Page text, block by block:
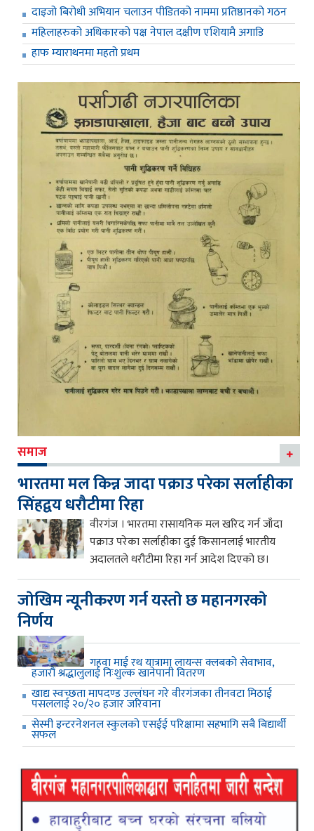
दाइजो बिरोधी अभियान चलाउन पीडितको नाममा प्रतिष्ठानको गठन
महिलाहरुको अधिकारको पक्ष नेपाल दक्षीण एशियामै अगाडि
हाफ म्याराथनमा महतो प्रथम
समाज
भारतमा मल किन्न जादा पक्राउ परेका सर्लाहीका
सिंहद्वय धरौटीमा रिहा
वीरगंज । भारतमा रासायनिक मल खरिद गर्न जाँदा
पक्राउ परेका सर्लाहीका दुई किसानलाई भारतीय
अदालतले धरौटीमा रिहा गर्न आदेश दिएको छ।
जाेखिम न्यूनीकरण गर्न यस्ताे छ महानगरकाे
निर्णय
गहवा माई रथ यात्रामा लायन्स क्लबको सेवाभाव,
हजारौं श्रद्धालुलाई निःशुल्क खानेपानी वितरण
खाद्य स्वच्छता मापदण्ड उल्लंघन गरे वीरगंजका तीनवटा मिठाई
पसललाई २०/२० हजार जरिवाना
सेस्मी इन्टरनेशनल स्कुलको एसईई परिक्षामा सहभागि सबै बिद्यार्थी
सफल